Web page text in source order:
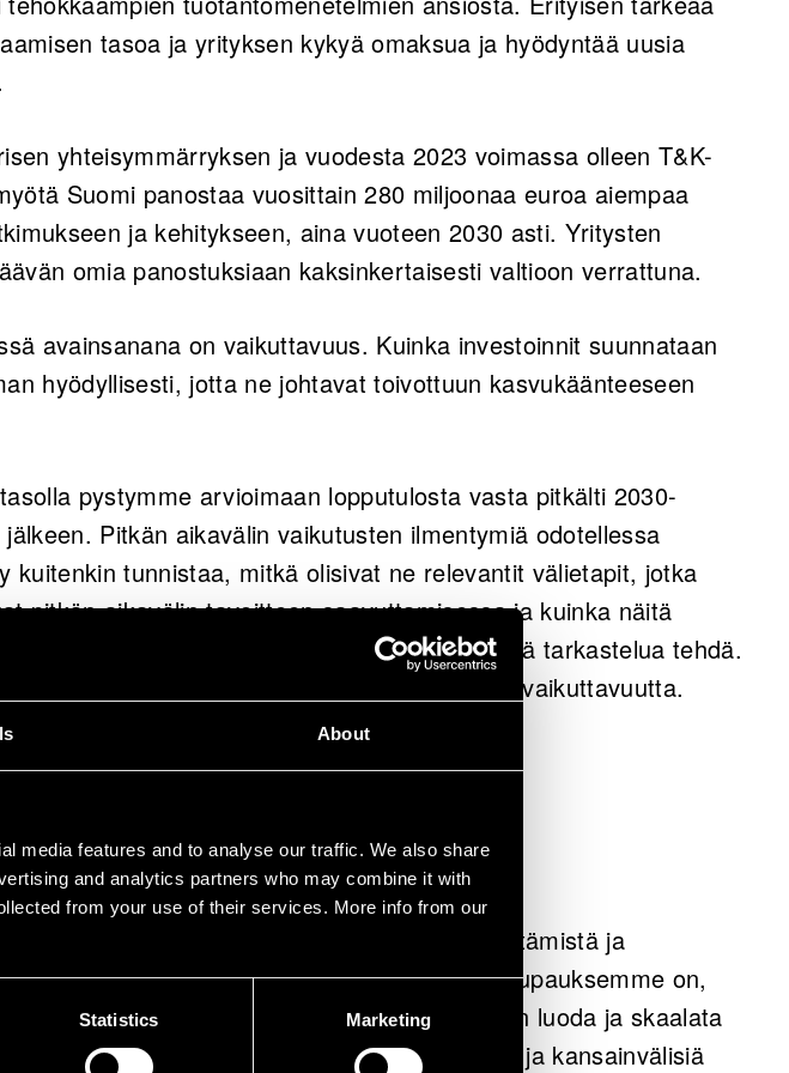
About
media features and to analyse our traffic. We also share
and analytics partners who may combine it with
from your use of their services. More info from our
Statistics Marketing
tasoa ja yrityksen kykyä omaksua ja hyödyntää uusia
yhteisymmärryksen ja vuodesta 2023 voimassa olleen T&K-
Suomi panostaa vuosittain 280 miljoonaa euroa aiempaa
ja kehitykseen, aina vuoteen 2030 asti. Yritysten
omia panostuksiaan kaksinkertaisesti valtioon verrattuna.
avainsanana on vaikuttavuus. Kuinka investoinnit suunnataan
hyödyllisesti, jotta ne johtavat toivottuun kasvukäänteeseen
pystymme arvioimaan lopputulosta vasta pitkälti 2030-
Pitkän aikavälin vaikutusten ilmentymiä odotellessa
kuitenkin tunnistaa, mitkä olisivat ne relevantit välietapit, jotka
pitkän aikavälin tavoitteen saavuttamisessa ja kuinka näitä
voitaisiin mitata. Jokaisen toimijan kannattaa tätä tarkastelua tehdä.
kuvaamme kuinka arvioimme VTT:n toiminnan vaikuttavuutta.
VTT luo
on edistää tutkimuksen ja teknologian hyödyntämistä ja
elinkeinoelämässä ja yhteiskunnassa. Arvolupauksemme on,
VTT:n kanssa vaikuttaa asiakkaidemme kykyyn luoda ja skaalata
innovaatioita sekä kasvattaa liiketoimintaa ja kansainvälisiä